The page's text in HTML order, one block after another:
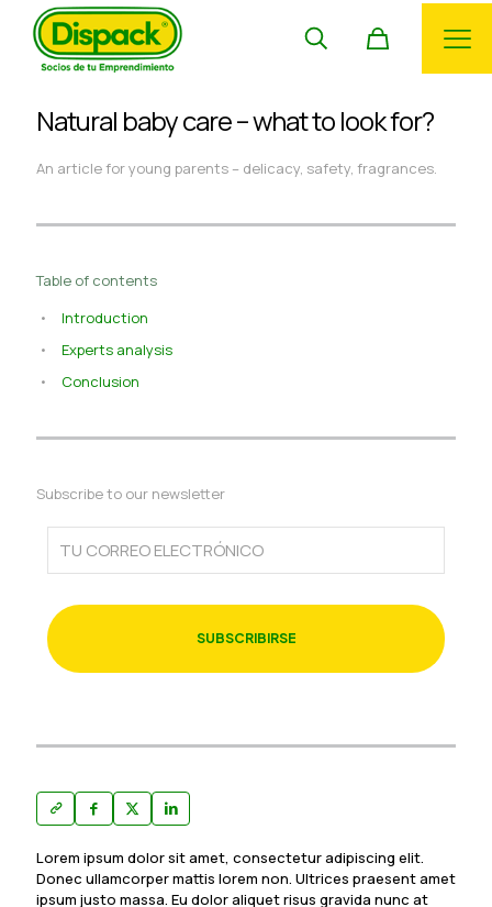
Natural baby care – what to look for?
An article for young parents – delicacy, safety, fragrances.
Table of contents
Introduction
Experts analysis
Conclusion
Subscribe to our newsletter
Lorem ipsum dolor sit amet, consectetur adipiscing elit.
Donec ullamcorper mattis lorem non. Ultrices praesent amet
ipsum justo massa. Eu dolor aliquet risus gravida nunc at